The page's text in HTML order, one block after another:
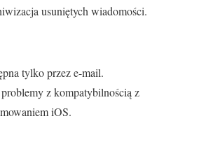
usuniętych wiadomości.
tylko przez e-mail.
z kompatybilnością z
iOS.